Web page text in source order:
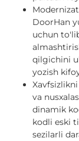
DoorHan
uchun
qilgichini
yozish
va
dinamik
kodli eski
sezilarli